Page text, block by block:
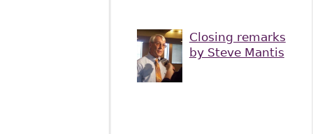
Closing remarks
by Steve Mantis